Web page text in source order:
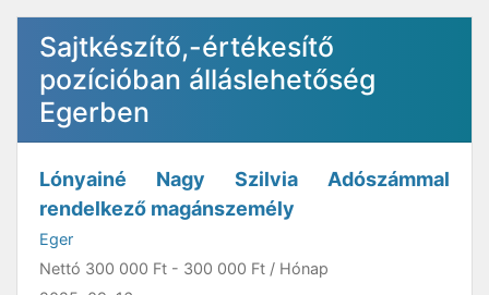
Sajtkészítő,-értékesítő
pozícióban álláslehetőség
Egerben
Lónyainé Nagy Szilvia Adószámmal
rendelkező magánszemély
Eger
Nettó 300 000 Ft - 300 000 Ft / Hónap